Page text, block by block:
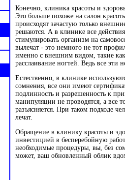
Конечно, клиника красоты и
Это больше похоже на салон
происходят зачастую только
решаются. А в клинике все
стимулировать организм на
вылечат - это немного не тот
именно с внешним видом, такие как
расслаивание ногтей. Ведь все эти
Естественно, в клинике
сомнения, все они имеют
подлинность и разрешенность к
манипуляции не проводятся, а все
разъясняется. При таком подходе
лечат.
Обращение в клинику красоты и
инвестицией в бесперебойную
необходимые процедуры, вы, без
может, ваш обновленный облик